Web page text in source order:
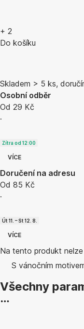
+ 2
Do košíku
Skladem > 5 ks,
Osobní odběr
Od 29 Kč
·
Zítra od 12:00
VÍCE
Doručení na adresu
Od 85 Kč
·
Út 11. – St 12. 8.
VÍCE
Na tento produkt
S vánočním
Všechny
…